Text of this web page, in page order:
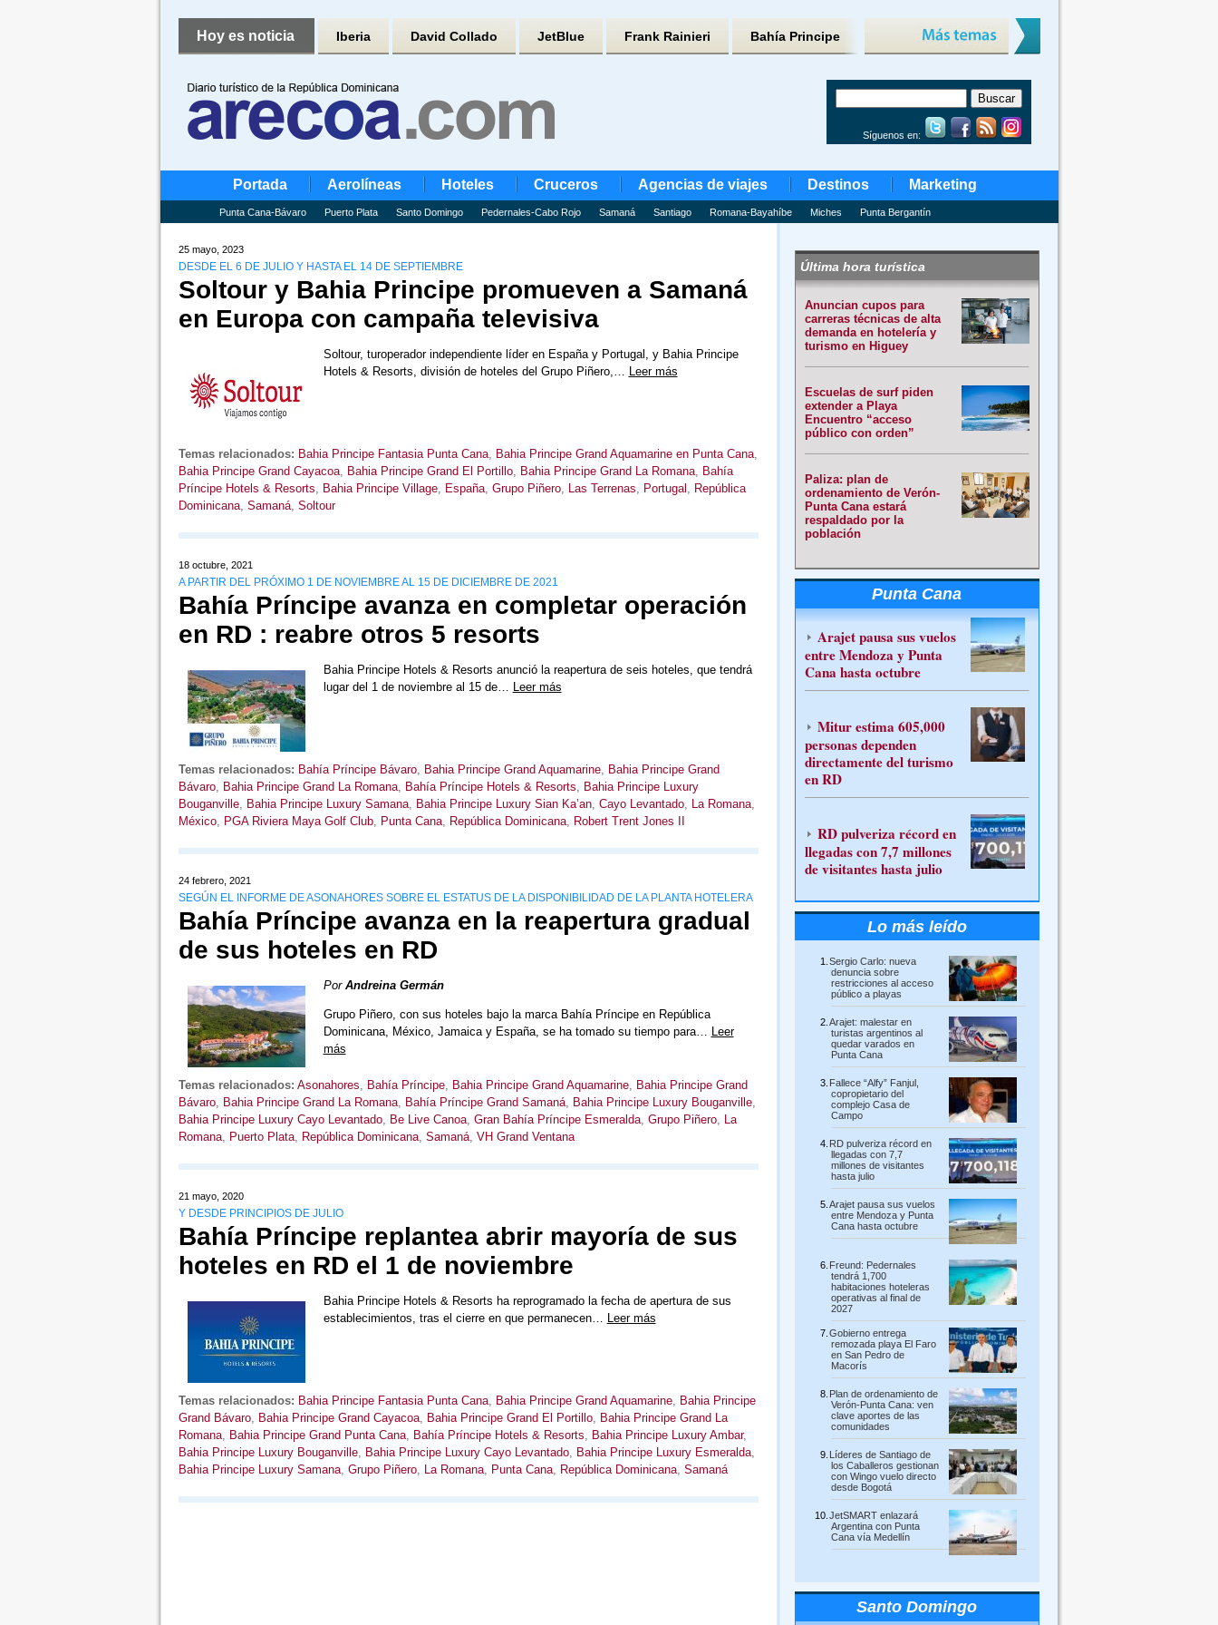
Hoy es noticia Iberia David Collado JetBlue Frank Rainieri Bahía Principe
Síguenos en:
Portada Aerolíneas Hoteles Cruceros Agencias de viajes Destinos Marketing
Punta Cana-Bávaro Puerto Plata Santo Domingo Pedernales-Cabo Rojo Samaná Santiago Romana-Bayahíbe Miches Punta Bergantín
25 mayo, 2023
DESDE EL 6 DE JULIO Y HASTA EL 14 DE SEPTIEMBRE
Soltour y Bahia Principe promueven a Samaná
en Europa con campaña televisiva
Soltour, turoperador independiente líder en España y Portugal, y Bahia Principe
Hotels & Resorts, división de hoteles del Grupo Piñero,… Leer más
Temas relacionados: Bahia Principe Fantasia Punta Cana, Bahia Principe Grand Aquamarine en Punta Cana,
Bahia Principe Grand Cayacoa, Bahia Principe Grand El Portillo, Bahia Principe Grand La Romana, Bahía
Príncipe Hotels & Resorts, Bahia Principe Village, España, Grupo Piñero, Las Terrenas, Portugal , República
Dominicana, Samaná, Soltour
18 octubre, 2021
A PARTIR DEL PRÓXIMO 1 DE NOVIEMBRE AL 15 DE DICIEMBRE DE 2021
Bahía Príncipe avanza en completar operación
en RD : reabre otros 5 resorts
Bahia Principe Hotels & Resorts anunció la reapertura de seis hoteles, que tendrá
lugar del 1 de noviembre al 15 de… Leer más
Temas relacionados: Bahía Príncipe Bávaro, Bahia Principe Grand Aquamarine, Bahia Principe Grand
Bávaro, Bahia Principe Grand La Romana, Bahía Príncipe Hotels & Resorts, Bahia Principe Luxury
Bouganville, Bahia Principe Luxury Samana, Bahia Principe Luxury Sian Ka’an, Cayo Levantado, La Romana,
México, PGA Riviera Maya Golf Club, Punta Cana, República Dominicana, Robert Trent Jones II
24 febrero, 2021
SEGÚN EL INFORME DE ASONAHORES SOBRE EL ESTATUS DE LA DISPONIBILIDAD DE LA PLANTA HOTELERA
Bahía Príncipe avanza en la reapertura gradual
de sus hoteles en RD
Por Andreina Germán
Grupo Piñero, con sus hoteles bajo la marca Bahía Príncipe en República
Dominicana, México, Jamaica y España, se ha tomado su tiempo para… Leer
más
Temas relacionados: Asonahores, Bahía Príncipe, Bahia Principe Grand Aquamarine, Bahia Principe Grand
Bávaro, Bahia Principe Grand La Romana, Bahía Príncipe Grand Samaná, Bahia Principe Luxury Bouganville,
Bahia Principe Luxury Cayo Levantado, Be Live Canoa, Gran Bahía Príncipe Esmeralda, Grupo Piñero, La
Romana, Puerto Plata, República Dominicana, Samaná, VH Grand Ventana
21 mayo, 2020
Y DESDE PRINCIPIOS DE JULIO
Bahía Príncipe replantea abrir mayoría de sus
hoteles en RD el 1 de noviembre
Bahia Principe Hotels & Resorts ha reprogramado la fecha de apertura de sus
establecimientos, tras el cierre en que permanecen… Leer más
Temas relacionados: Bahia Principe Fantasia Punta Cana, Bahia Principe Grand Aquamarine, Bahia Principe
Grand Bávaro, Bahia Principe Grand Cayacoa, Bahia Principe Grand El Portillo, Bahia Principe Grand La
Romana, Bahia Principe Grand Punta Cana, Bahía Príncipe Hotels & Resorts, Bahia Principe Luxury Ambar,
Bahia Principe Luxury Bouganville, Bahia Principe Luxury Cayo Levantado, Bahia Principe Luxury Esmeralda,
Bahia Principe Luxury Samana, Grupo Piñero, La Romana, Punta Cana, República Dominicana, Samaná
Última hora turística
Anuncian cupos para
carreras técnicas de alta
demanda en hotelería y
turismo en Higuey
Escuelas de surf piden
extender a Playa
Encuentro “acceso
público con orden”
Paliza: plan de
ordenamiento de Verón-
Punta Cana estará
respaldado por la
población
Punta Cana
Arajet pausa sus vuelos
entre Mendoza y Punta
Cana hasta octubre
Mitur estima 605,000
personas dependen
directamente del turismo
en RD
RD pulveriza récord en
llegadas con 7,7 millones
de visitantes hasta julio
Lo más leído
Sergio Carlo: nueva
denuncia sobre
restricciones al acceso
público a playas
Arajet: malestar en
turistas argentinos al
quedar varados en
Punta Cana
Fallece “Alfy” Fanjul,
copropietario del
complejo Casa de
Campo
RD pulveriza récord en
llegadas con 7,7
millones de visitantes
hasta julio
Arajet pausa sus vuelos
entre Mendoza y Punta
Cana hasta octubre
Freund: Pedernales
tendrá 1,700
habitaciones hoteleras
operativas al final de
2027
Gobierno entrega
remozada playa El Faro
en San Pedro de
Macorís
Plan de ordenamiento de
Verón-Punta Cana: ven
clave aportes de las
comunidades
Líderes de Santiago de
los Caballeros gestionan
con Wingo vuelo directo
desde Bogotá
JetSMART enlazará
Argentina con Punta
Cana vía Medellín
Santo Domingo